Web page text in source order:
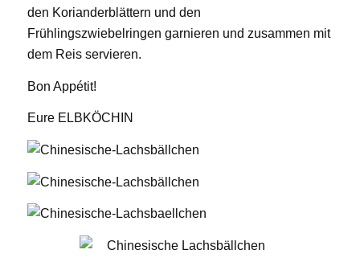
den Korianderblättern und den
Frühlingszwiebelringen garnieren und zusammen mit
dem Reis servieren.
Bon Appétit!
Eure ELBKÖCHIN